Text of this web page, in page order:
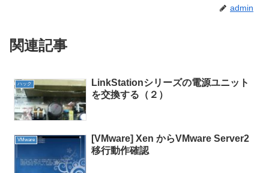
admin
関連記事
ハック
LinkStationシリーズの電源ユニット
を交換する（２）
VMware
[VMware] Xen からVMware Server2
移行動作確認